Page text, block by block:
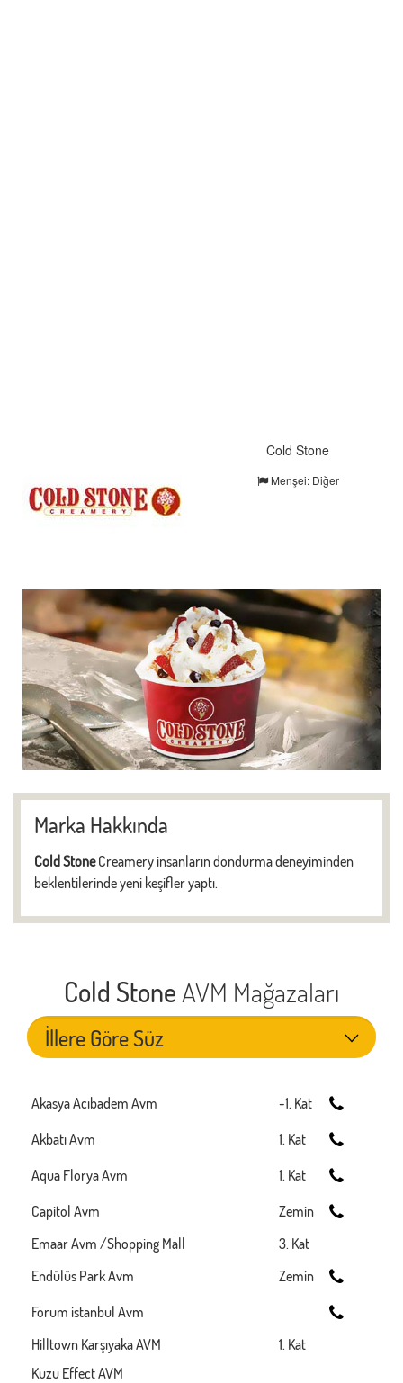
Cold Stone
Menşei: Diğer
Marka Hakkında
Cold StoneCreamery insanların dondurma deneyiminden
beklentilerinde yeni keşifler yaptı.
Cold Stone AVM Mağazaları
Akasya Acıbadem Avm
-1. Kat
Akbatı Avm
1. Kat
Aqua Florya Avm
1. Kat
Capitol Avm
Zemin
Emaar Avm /Shopping Mall
3. Kat
Endülüs Park Avm
Zemin
Forum istanbul Avm
Hilltown Karşıyaka AVM
1. Kat
Kuzu Effect AVM